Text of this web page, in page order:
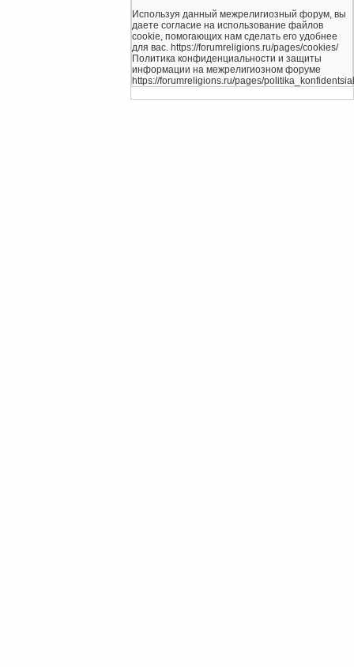
Используя данный межрелигиозный форум, вы
даете согласие на использование файлов
cookie, помогающих нам сделать его удобнее
для вас. https://forumreligions.ru/pages/cookies/
Политика конфиденциальности и защиты
информации на межрелигиозном форуме
https://forumreligions.ru/pages/